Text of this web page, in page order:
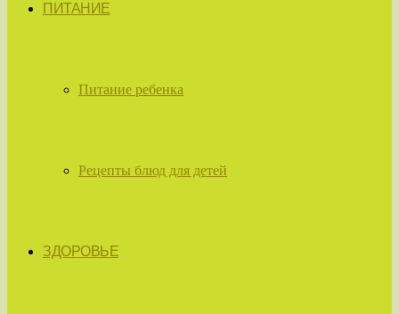
ПИТАНИЕ
Питание ребенка
Рецепты блюд для детей
ЗДОРОВЬЕ